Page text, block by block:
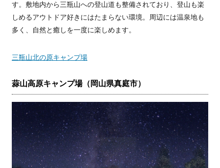
す。敷地内から三瓶山への登山道も整備されており、登山も楽
しめるアウトドア好きにはたまらない環境。周辺には温泉地も
多く、自然と癒しを一度に楽しめます。
三瓶山北の原キャンプ場
蒜山高原キャンプ場（岡山県真庭市）